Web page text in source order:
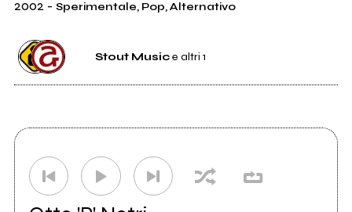
2002 - Sperimentale, Pop, Alternativo
Stout Musice altri 1